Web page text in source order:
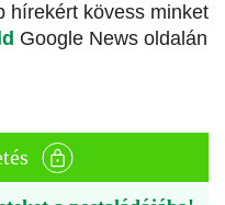
hírekért kövess minket
Google News oldalán